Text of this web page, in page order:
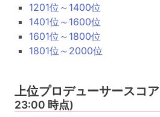
1201位～1400位
1401位～1600位
1601位～1800位
1801位～2000位
上位プロデューサースコア
23:00 時点)